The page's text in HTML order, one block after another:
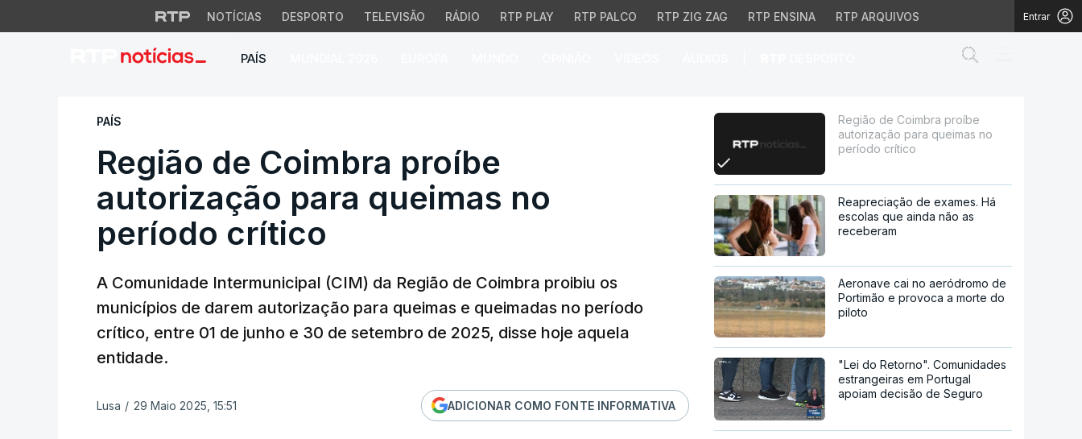
NOTÍCIAS DESPORTO TELEVISÃO RÁDIO RTP PLAY RTP PALCO RTP ZIG ZAG RTP ENSINA RTP ARQUIVOS Entrar
PAÍS
Região de Coimbra proíbe autorização para queimas no período
PAÍS
Região de Coimbra proíbe
autorização para queimas no
período crítico
A Comunidade Intermunicipal (CIM) da Região de Coimbra proibiu os
municípios de darem autorização para queimas e queimadas no período
crítico, entre 01 de junho e 30 de setembro de 2025, disse hoje aquela
entidade.
Lusa / 29 Maio 2025, 15:51 ADICIONAR COMO FONTE INFORMATIVA
Região de Coimbra proíbe
autorização para queimas no
período crítico
Reapreciação de exames. Há
escolas que ainda não as
receberam
Aeronave cai no aeródromo de
Portimão e provoca a morte do
piloto
"Lei do Retorno". Comunidades
estrangeiras em Portugal
apoiam decisão de Seguro